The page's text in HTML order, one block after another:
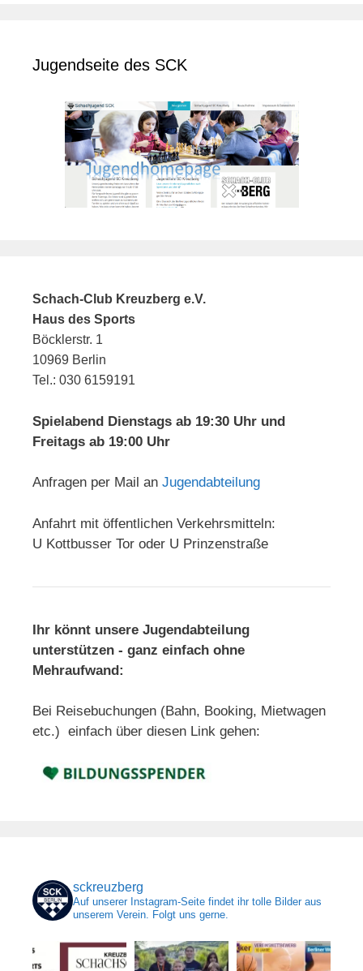
Jugendseite des SCK
Schach-Club Kreuzberg e.V.
Haus des Sports
Böcklerstr. 1
10969 Berlin
Tel.: 030 6159191
Spielabend Dienstags ab 19:30 Uhr und
Freitags ab 19:00 Uhr
Anfragen per Mail an Jugendabteilung
Anfahrt mit öffentlichen Verkehrsmitteln:
U Kottbusser Tor oder U Prinzenstraße
Ihr könnt unsere Jugendabteilung
unterstützen - ganz einfach ohne
Mehraufwand:
Bei Reisebuchungen (Bahn, Booking, Mietwagen
etc.) einfach über diesen Link gehen:
sckreuzberg
Auf unserer Instagram-Seite findet ihr tolle Bilder aus
unserem Verein. Folgt uns gerne.